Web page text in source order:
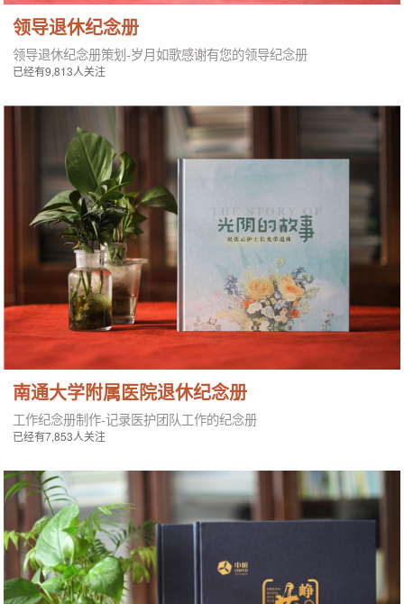
领导退休纪念册
领导退休纪念册策划-岁月如歌感谢有您的领导纪念册
已经有9,813人关注
南通大学附属医院退休纪念册
工作纪念册制作-记录医护团队工作的纪念册
已经有7,853人关注